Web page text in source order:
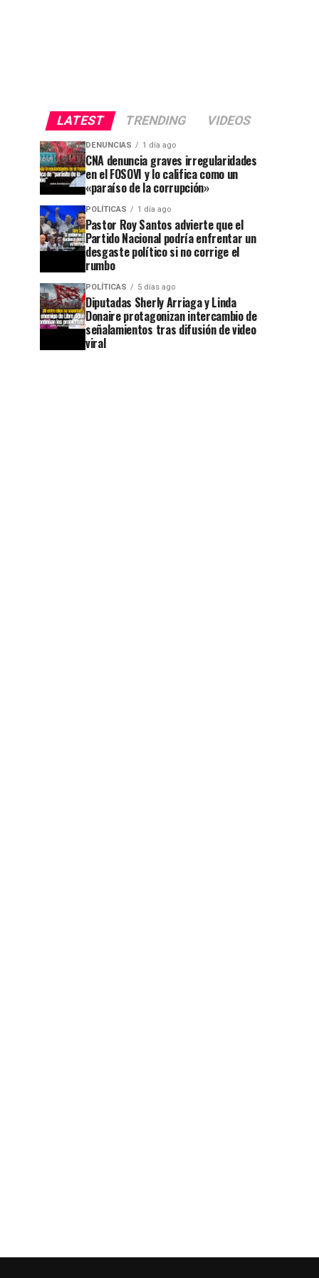
LATEST TRENDING VIDEOS
DENUNCIAS 1 día ago
CNA denuncia graves irregularidades
en el FOSOVI y lo califica como un
«paraíso de la corrupción»
POLÍTICAS 1 día ago
Pastor Roy Santos advierte que el
Partido Nacional podría enfrentar un
desgaste político si no corrige el
rumbo
POLÍTICAS 5 días ago
Diputadas Sherly Arriaga y Linda
Donaire protagonizan intercambio de
señalamientos tras difusión de video
viral